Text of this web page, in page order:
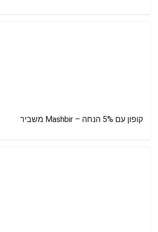
קופון עם 5% הנחה – Mashbir משביר